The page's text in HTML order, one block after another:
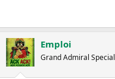
Emploi
Grand Admiral Special